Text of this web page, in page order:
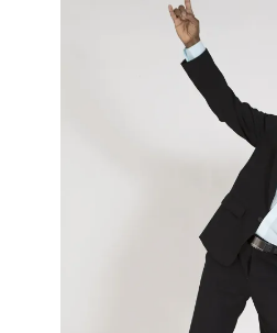
poser tel ou tel geste». Ce jour-là,
lâché lousse parce qu’il était
une grosse valise et que c’est
Le 3 février 2011, après avoir
l’officialisation des résultats
balai, Lawrence Canon avait
politique ne peut être atteinte que
élisent de façon démocratique un
. »
cautionné une démarche